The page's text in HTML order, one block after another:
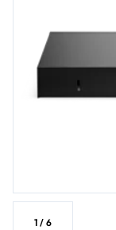
1 / 6